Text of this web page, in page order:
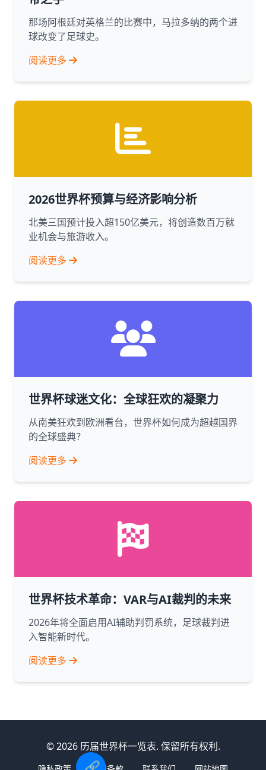
那场阿根廷对英格兰的比赛中，马拉多纳的两个进
球改变了足球史。
阅读更多
2026世界杯预算与经济影响分析
北美三国预计投入超150亿美元，将创造数百万就
业机会与旅游收入。
阅读更多
世界杯球迷文化：全球狂欢的凝聚力
从南美狂欢到欧洲看台，世界杯如何成为超越国界
的全球盛典？
阅读更多
世界杯技术革命：VAR与AI裁判的未来
2026年将全面启用AI辅助判罚系统，足球裁判进
入智能新时代。
阅读更多
© 2026 历届世界杯一览表. 保留所有权利.
🔗